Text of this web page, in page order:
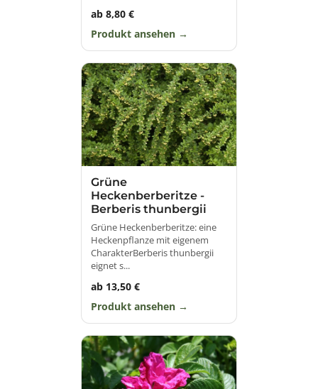
ab 8,80 €
Produkt ansehen
Grüne
Heckenberberitze -
Berberis thunbergii
Grüne Heckenberberitze: eine
Heckenpflanze mit eigenem
CharakterBerberis thunbergii
eignet s...
ab 13,50 €
Produkt ansehen